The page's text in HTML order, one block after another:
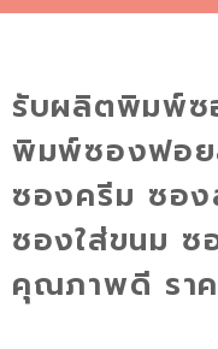
รับผลิตพิมพ์ซ
พิมพ์ซองฟอ
ซองครีม ซอง
ซองใส่ขนม
คุณภาพดี ราค